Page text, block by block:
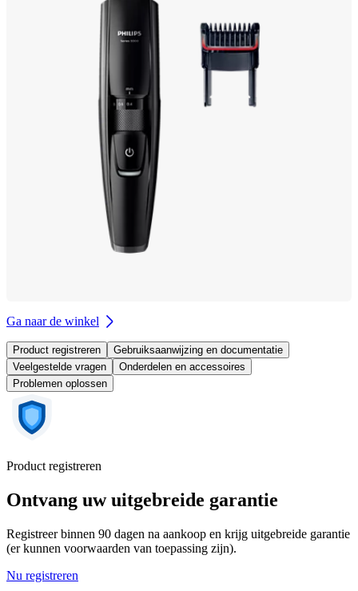
Ga naar de winkel
Product registreren
Gebruiksaanwijzing en documentatie
Veelgestelde vragen
Onderdelen en accessoires
Problemen oplossen
Product registreren
Ontvang uw uitgebreide garantie
Registreer binnen 90 dagen na aankoop en krijg uitgebreide garantie
(er kunnen voorwaarden van toepassing zijn).
Nu registreren